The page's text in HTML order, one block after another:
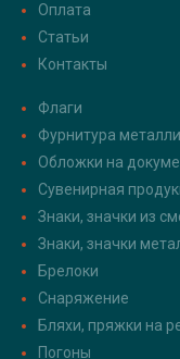
Оплата
Статьи
Контакты
Флаги
Фурнитура
Обложки на
Сувенирная
Знаки, значки из
Знаки, значки
Брелоки
Снаряжение
Бляхи, пряжки на
Погоны